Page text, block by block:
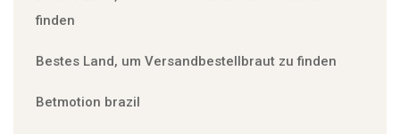
finden
Bestes Land, um Versandbestellbraut zu finden
Betmotion brazil